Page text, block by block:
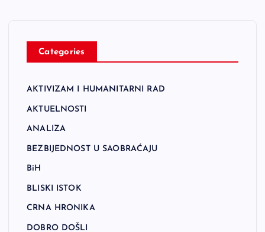
Categories
AKTIVIZAM I HUMANITARNI RAD
AKTUELNOSTI
ANALIZA
BEZBIJEDNOST U SAOBRAĆAJU
BiH
BLISKI ISTOK
CRNA HRONIKA
DOBRO DOŠLI